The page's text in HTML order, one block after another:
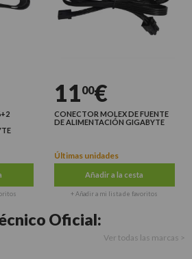
1100€
CONECTOR MOLEX DE FUENTE
DE ALIMENTACIÓN GIGABYTE
Últimas unidades
Añadir a la cesta
+ Añadir a mi lista de favoritos
Oficial:
Ver todas las marcas >